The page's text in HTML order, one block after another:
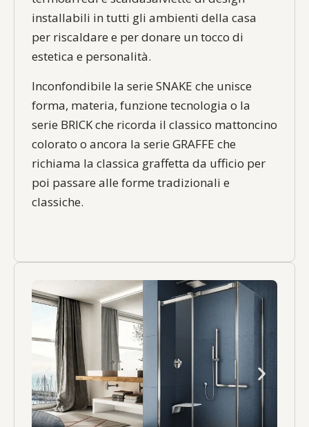
installabili in tutti gli ambienti della casa
per riscaldare e per donare un tocco di
estetica e personalità.
Inconfondibile la serie SNAKE che unisce
forma, materia, funzione tecnologia o la
serie BRICK che ricorda il classico mattoncino
colorato o ancora la serie GRAFFE che
richiama la classica graffetta da ufficio per
poi passare alle forme tradizionali e
classiche.